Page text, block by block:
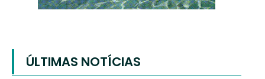
ÚLTIMAS NOTÍCIAS